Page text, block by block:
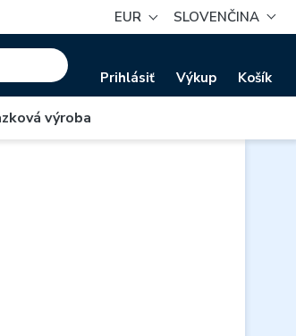
EUR SLOVENČINA
Prihlásiť Výkup Košík
výroba